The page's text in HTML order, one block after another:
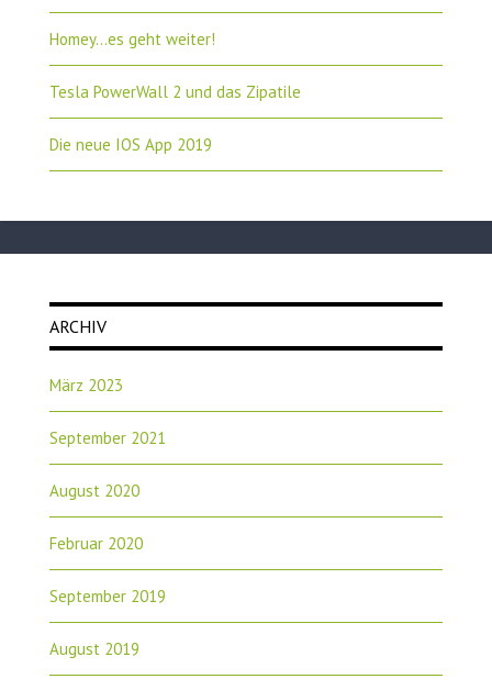
Homey…es geht weiter!
Tesla PowerWall 2 und das Zipatile
Die neue IOS App 2019
ARCHIV
März 2023
September 2021
August 2020
Februar 2020
September 2019
August 2019